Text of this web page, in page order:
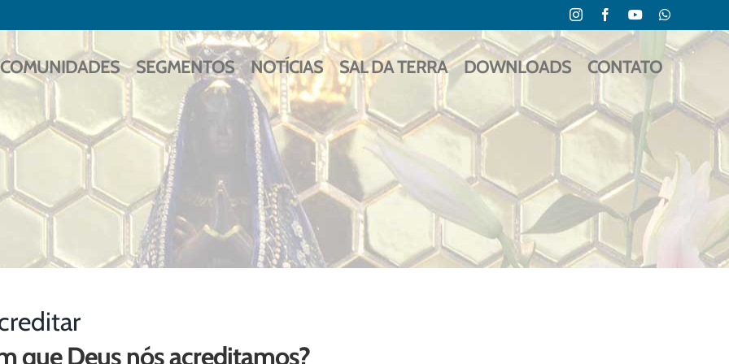
InstagramFacebookYouTubeWhatsApp
COMUNIDADES SEGMENTOS NOTÍCIAS SAL DA TERRA DOWNLOADS CONTATO
que Deus nós acreditamos?